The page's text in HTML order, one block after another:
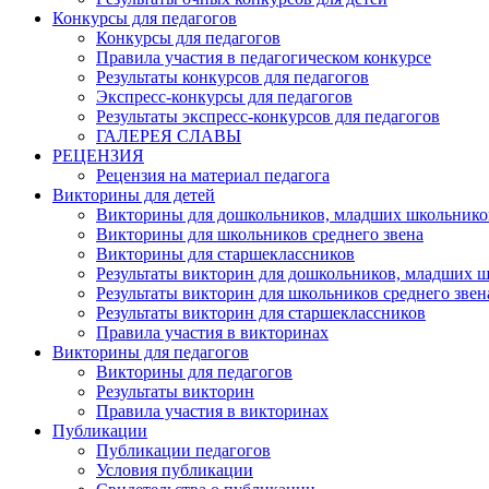
Конкурсы для педагогов
Конкурсы для педагогов
Правила участия в педагогическом конкурсе
Результаты конкурсов для педагогов
Экспресс-конкурсы для педагогов
Результаты экспресс-конкурсов для педагогов
ГАЛЕРЕЯ СЛАВЫ
РЕЦЕНЗИЯ
Рецензия на материал педагога
Викторины для детей
Викторины для дошкольников, младших
Викторины для школьников среднего звена
Викторины для старшеклассников
Результаты викторин для дошкольников, младших
Результаты викторин для школьников среднего
Результаты викторин для старшеклассников
Правила участия в викторинах
Викторины для педагогов
Викторины для педагогов
Результаты викторин
Правила участия в викторинах
Публикации
Публикации педагогов
Условия публикации